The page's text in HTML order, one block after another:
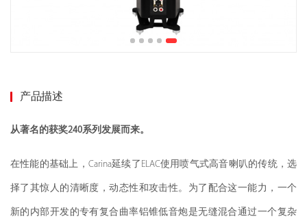
产品描述
从著名的获奖240系列发展而来。
在性能的基础上，Carina延续了ELAC使用喷气式高音喇叭的传统，选
择了其惊人的清晰度，动态性和攻击性。为了配合这一能力，一个
新的内部开发的专有复合曲率铝锥低音炮是无缝混合通过一个复杂